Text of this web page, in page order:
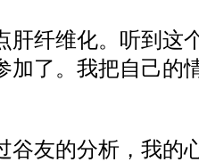
纤维化。听到这
加了。我把自己的
谷友的分析，我的